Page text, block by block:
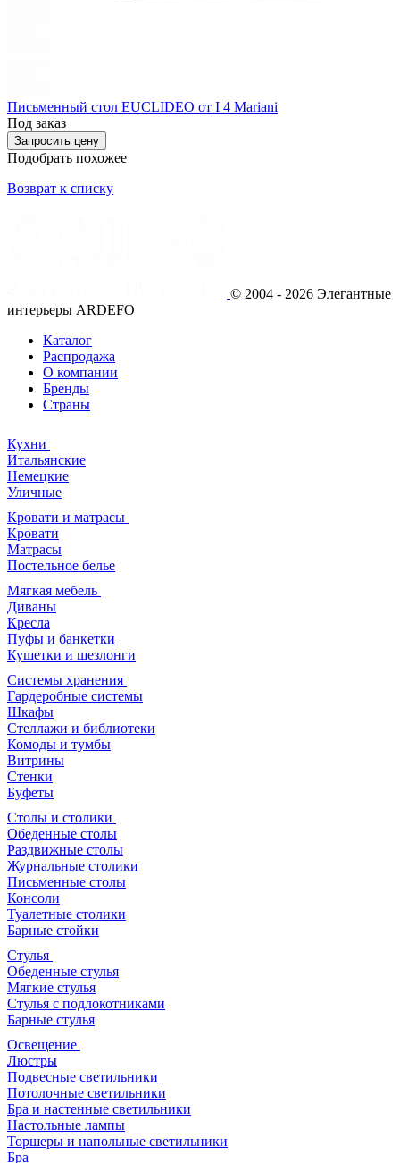
Письменный стол EUCLIDEO от I 4 Mariani
Под заказ
Запросить цену
Подобрать похожее
Возврат к списку
© 2004 - 2026 Элегантные
интерьеры ARDEFO
Каталог
Распродажа
О компании
Бренды
Страны
Кухни
Итальянские
Немецкие
Уличные
Кровати и матрасы
Кровати
Матрасы
Постельное белье
Мягкая мебель
Диваны
Кресла
Пуфы и банкетки
Кушетки и шезлонги
Системы хранения
Гардеробные системы
Шкафы
Стеллажи и библиотеки
Комоды и тумбы
Витрины
Стенки
Буфеты
Столы и столики
Обеденные столы
Раздвижные столы
Журнальные столики
Письменные столы
Консоли
Туалетные столики
Барные стойки
Стулья
Обеденные стулья
Мягкие стулья
Стулья с подлокотниками
Барные стулья
Освещение
Люстры
Подвесные светильники
Потолочные светильники
Бра и настенные светильники
Настольные лампы
Торшеры и напольные светильники
Бра